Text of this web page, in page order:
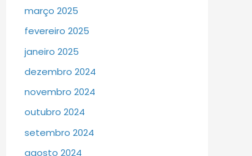
março 2025
fevereiro 2025
janeiro 2025
dezembro 2024
novembro 2024
outubro 2024
setembro 2024
agosto 2024